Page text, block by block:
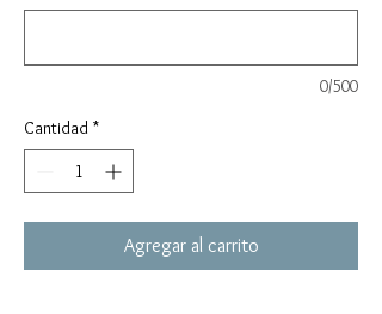
0/500
Cantidad *
Agregar al carrito